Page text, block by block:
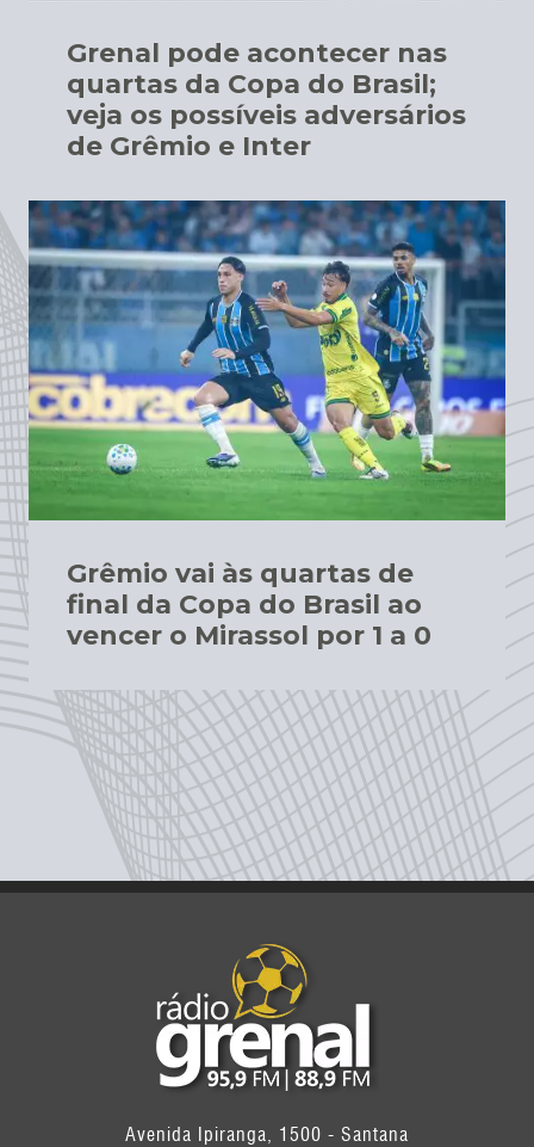
Grenal pode acontecer nas
quartas da Copa do Brasil;
veja os possíveis adversários
de Grêmio e Inter
Grêmio vai às quartas de
final da Copa do Brasil ao
vencer o Mirassol por 1 a 0
Avenida Ipiranga, 1500 - Santana